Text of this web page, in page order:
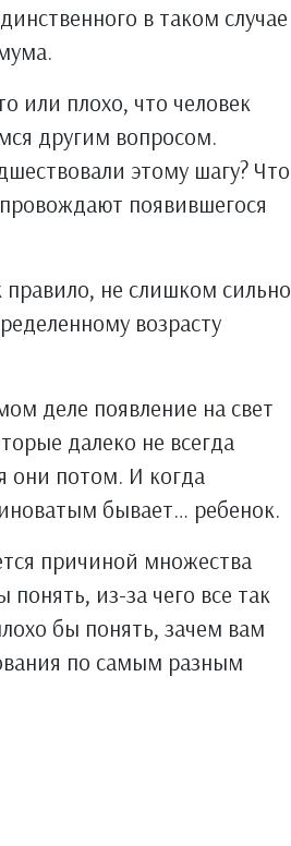
в таком случае
или плохо, что человек
другим вопросом.
этому шагу? Что
появившегося
не слишком сильно
возрасту
деле появление на свет
далеко не всегда
они потом. И когда
бывает… ребенок.
причиной множества
из-за чего все так
бы понять, зачем вам
по самым разным